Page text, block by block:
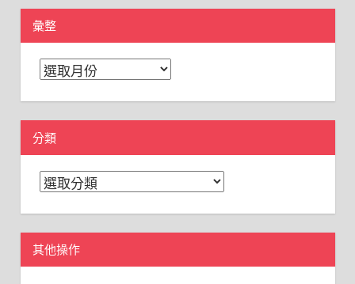
彙整
彙
分類
分
其他操作